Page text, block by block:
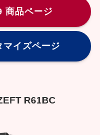
商品ページ
マイズページ
R61BC